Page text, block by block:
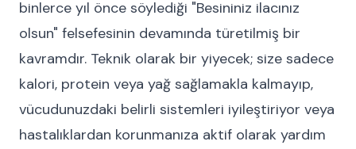
binlerce yıl önce söylediği "Besininiz ilacınız
olsun" felsefesinin devamında türetilmiş bir
kavramdır. Teknik olarak bir yiyecek; size sadece
kalori, protein veya yağ sağlamakla kalmayıp,
vücudunuzdaki belirli sistemleri iyileştiriyor veya
hastalıklardan korunmanıza aktif olarak yardım